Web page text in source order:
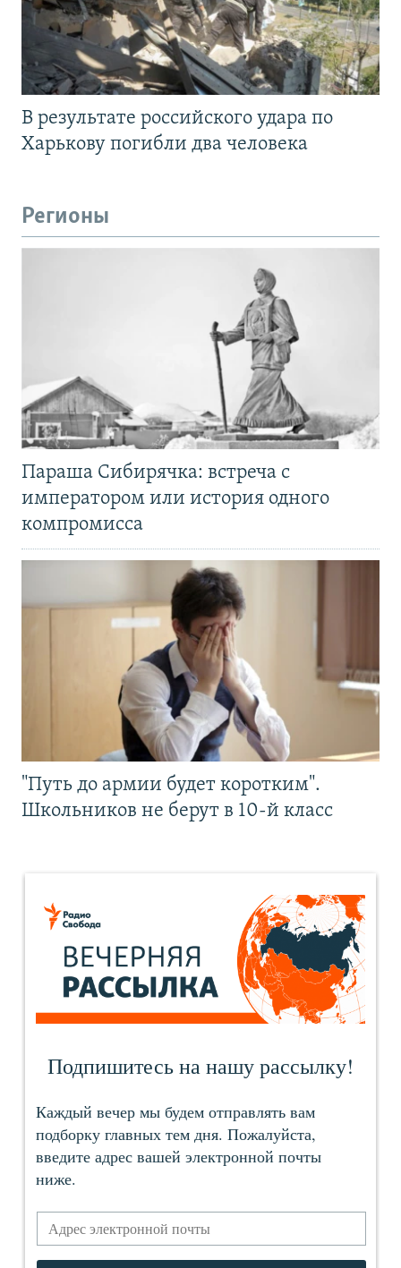
В результате российского удара по
Харькову погибли два человека
Регионы
Параша Сибирячка: встреча с
императором или история одного
компромисса
"Путь до армии будет коротким".
Школьников не берут в 10-й класс